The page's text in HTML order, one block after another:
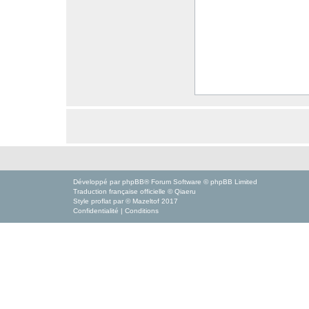
Développé par phpBB® Forum Software © phpBB Limited
Traduction française officielle © Qiaeru
Style proflat par © Mazeltof 2017
Confidentialité | Conditions